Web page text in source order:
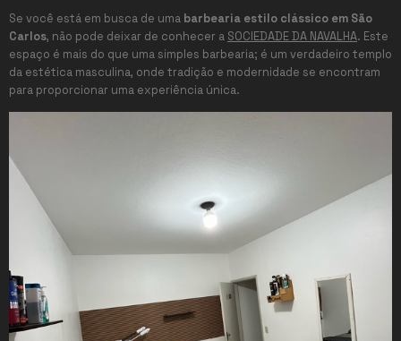
Se você está em busca de uma barbearia estilo clássico em São
Carlos, não pode deixar de conhecer a SOCIEDADE DA NAVALHA. Este
espaço é mais do que uma simples barbearia; é um verdadeiro templo
da estética masculina, onde tradição e modernidade se encontram
para proporcionar uma experiência única.